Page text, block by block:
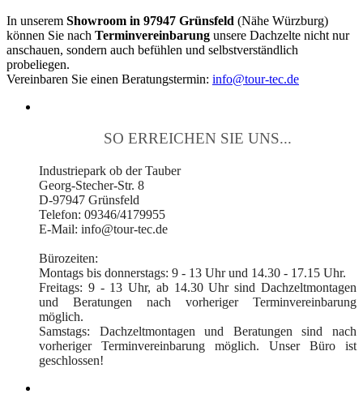
In unserem Showroom in 97947 Grünsfeld (Nähe Würzburg)
können Sie nach Terminvereinbarung unsere Dachzelte nicht nur
anschauen, sondern auch befühlen und selbstverständlich
probeliegen.
Vereinbaren Sie einen Beratungstermin: info@tour-tec.de
SO ERREICHEN SIE UNS...
Industriepark ob der Tauber
Georg-Stecher-Str. 8
D-97947 Grünsfeld
Telefon: 09346/4179955
E-Mail: info@tour-tec.de
Bürozeiten:
Montags bis donnerstags: 9 - 13 Uhr und 14.30 - 17.15 Uhr.
Freitags: 9 - 13 Uhr, ab 14.30 Uhr sind Dachzeltmontagen
und Beratungen nach vorheriger Terminvereinbarung
möglich.
Samstags: Dachzeltmontagen und Beratungen sind nach
vorheriger Terminvereinbarung möglich. Unser Büro ist
geschlossen!